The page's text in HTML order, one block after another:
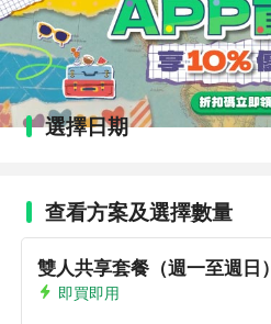
選擇日期
查看方案及選擇數量
雙人共享套餐（週一至週日）
即買即用